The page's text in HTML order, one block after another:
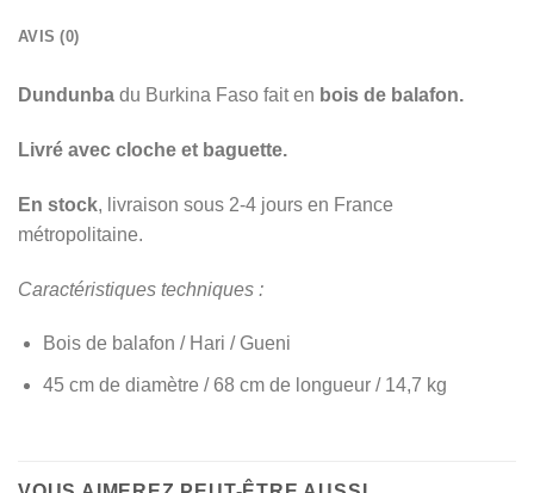
AVIS (0)
Dundunba du Burkina Faso fait en bois de balafon.
Livré avec cloche et baguette.
En stock, livraison sous 2-4 jours en France
métropolitaine.
Caractéristiques techniques :
Bois de balafon / Hari / Gueni
45 cm de diamètre / 68 cm de longueur / 14,7 kg